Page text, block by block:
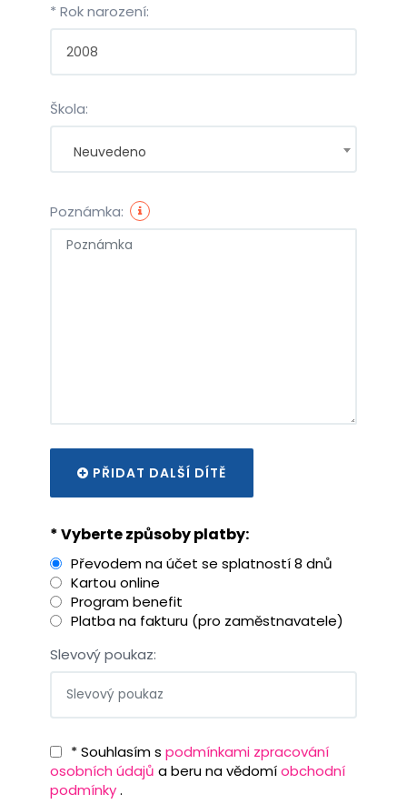
* Rok narození:
Škola:
Neuvedeno
Poznámka:
PŘIDAT DALŠÍ DÍTĚ
* Vyberte způsoby platby:
Převodem na účet se splatností 8 dnů
Kartou online
Program benefit
Platba na fakturu (pro zaměstnavatele)
Slevový poukaz:
* Souhlasím s podmínkami zpracování
osobních údajů a beru na vědomíobchodní
podmínky.